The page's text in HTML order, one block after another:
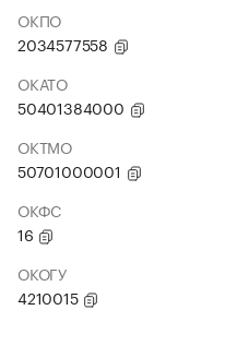
ОКПО
2034577558
ОКАТО
50401384000
ОКТМО
50701000001
ОКФС
16
ОКОГУ
4210015